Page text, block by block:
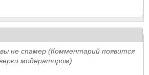
не спамер (Комментарий появится
модератором)